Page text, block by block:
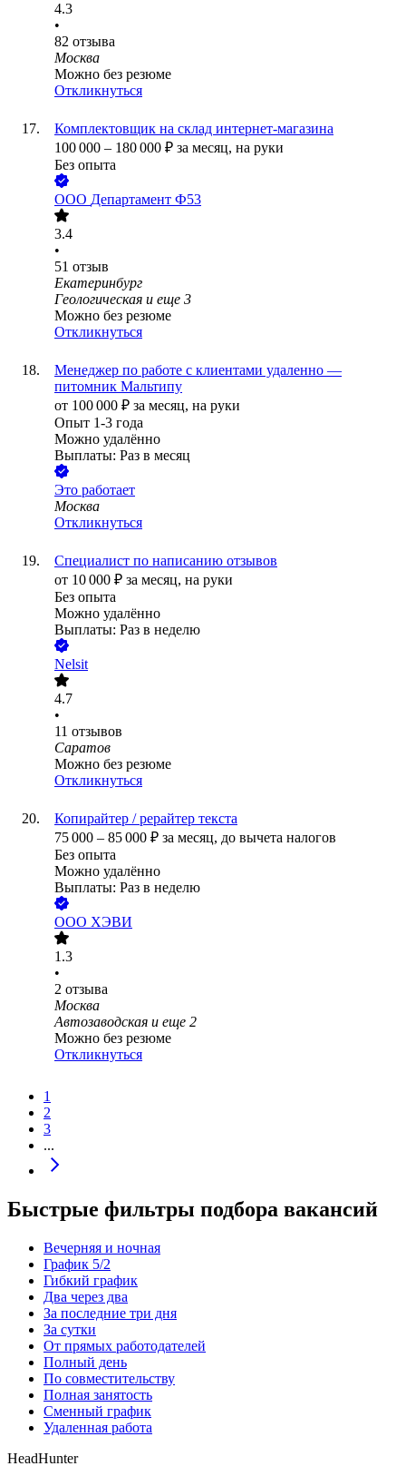
4.3
•
82 отзыва
Москва
Можно без резюме
Откликнуться
Комплектовщик на склад интернет-магазина
100 000 – 180 000 ₽ за месяц, на руки
Без опыта
ООО Департамент Ф53
3.4
•
51 отзыв
Екатеринбург
Геологическая и еще 3
Можно без резюме
Откликнуться
Менеджер по работе с клиентами удаленно —
питомник Мальтипу
от 100 000 ₽ за месяц, на руки
Опыт 1-3 года
Можно удалённо
Выплаты: Раз в месяц
Это работает
Москва
Откликнуться
Специалист по написанию отзывов
от 10 000 ₽ за месяц, на руки
Без опыта
Можно удалённо
Выплаты: Раз в неделю
Nelsit
4.7
•
11 отзывов
Саратов
Можно без резюме
Откликнуться
Копирайтер / рерайтер текста
75 000 – 85 000 ₽ за месяц, до вычета налогов
Без опыта
Можно удалённо
Выплаты: Раз в неделю
ООО ХЭВИ
1.3
•
2 отзыва
Москва
Автозаводская и еще 2
Можно без резюме
Откликнуться
1
2
3
...
Быстрые фильтры подбора вакансий
Вечерняя и ночная
График 5/2
Гибкий график
Два через два
За последние три дня
За сутки
От прямых работодателей
Полный день
По совместительству
Полная занятость
Сменный график
Удаленная работа
HeadHunter